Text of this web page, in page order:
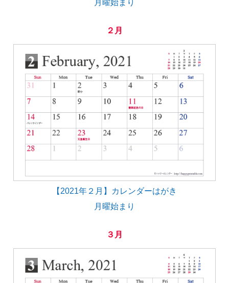
月曜始まり
２月
【2021年２月】カレンダーはがき
月曜始まり
３月